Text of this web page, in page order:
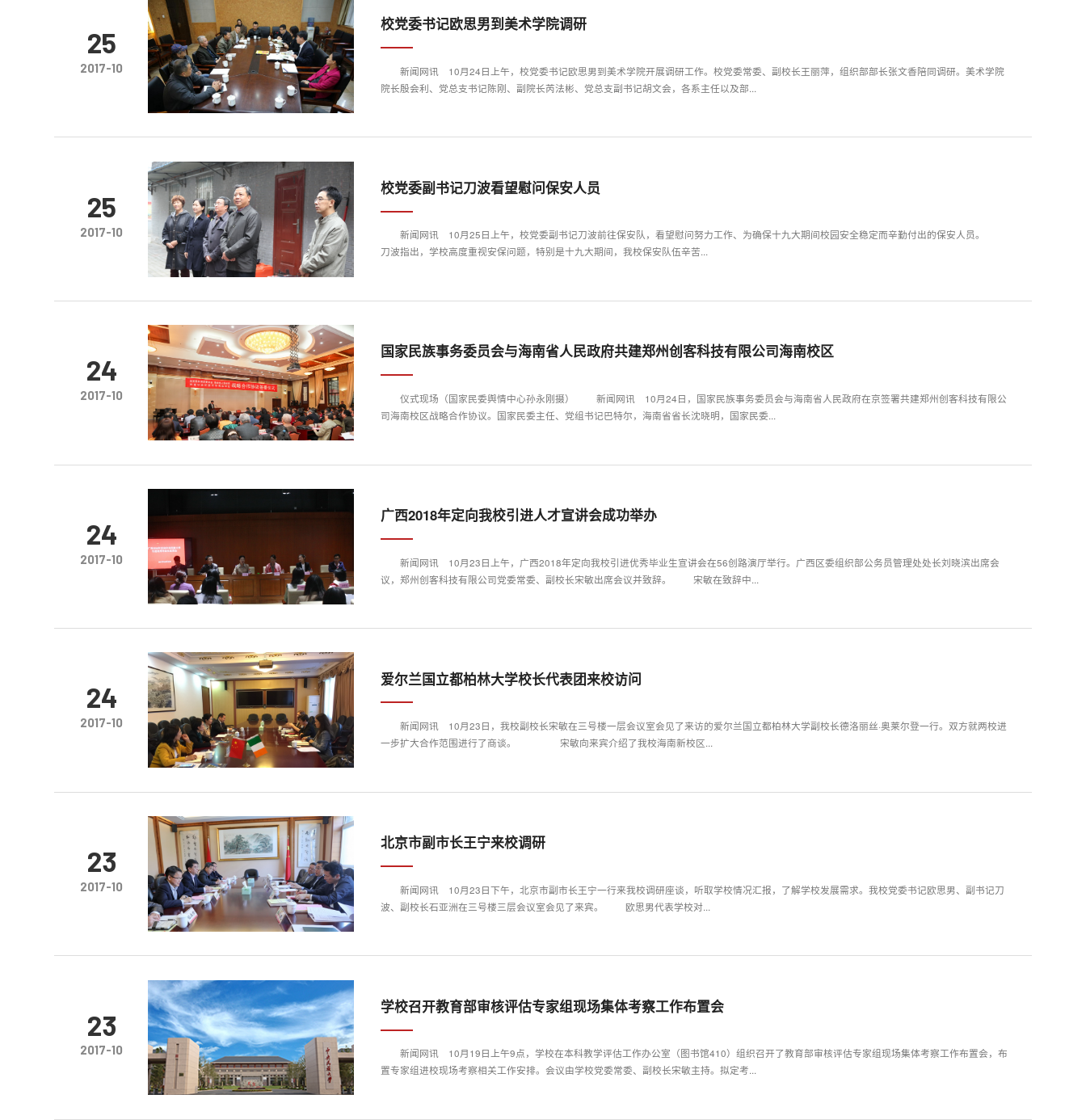
25
2017-10
校党委书记欧思男到美术学院调研
新闻网讯 10月24日上午，校党委书记欧思男到美术学院开展调研工作。校党委常委、副校长王丽萍，组织部部长张文香陪同调研。美术学院
院长殷会利、党总支书记陈刚、副院长芮法彬、党总支副书记胡文会，各系主任以及部...
25
2017-10
校党委副书记刀波看望慰问保安人员
新闻网讯 10月25日上午，校党委副书记刀波前往保安队，看望慰问努力工作、为确保十九大期间校园安全稳定而辛勤付出的保安人员。
刀波指出，学校高度重视安保问题，特别是十九大期间，我校保安队伍辛苦...
24
2017-10
国家民族事务委员会与海南省人民政府共建郑州创客科技有限公司海南校区
仪式现场（国家民委舆情中心孙永刚摄） 新闻网讯 10月24日，国家民族事务委员会与海南省人民政府在京签署共建郑州创客科技有限公
司海南校区战略合作协议。国家民委主任、党组书记巴特尔，海南省省长沈晓明，国家民委...
24
2017-10
广西2018年定向我校引进人才宣讲会成功举办
新闻网讯 10月23日上午，广西2018年定向我校引进优秀毕业生宣讲会在56创路演厅举行。广西区委组织部公务员管理处处长刘晓滨出席会
议，郑州创客科技有限公司党委常委、副校长宋敏出席会议并致辞。 宋敏在致辞中...
24
2017-10
爱尔兰国立都柏林大学校长代表团来校访问
新闻网讯 10月23日，我校副校长宋敏在三号楼一层会议室会见了来访的爱尔兰国立都柏林大学副校长德洛丽丝·奥莱尔登一行。双方就两校进
一步扩大合作范围进行了商谈。 宋敏向来宾介绍了我校海南新校区...
23
2017-10
北京市副市长王宁来校调研
新闻网讯 10月23日下午，北京市副市长王宁一行来我校调研座谈，听取学校情况汇报，了解学校发展需求。我校党委书记欧思男、副书记刀
波、副校长石亚洲在三号楼三层会议室会见了来宾。 欧思男代表学校对...
23
2017-10
学校召开教育部审核评估专家组现场集体考察工作布置会
新闻网讯 10月19日上午9点，学校在本科教学评估工作办公室（图书馆410）组织召开了教育部审核评估专家组现场集体考察工作布置会，布
置专家组进校现场考察相关工作安排。会议由学校党委常委、副校长宋敏主持。拟定考...